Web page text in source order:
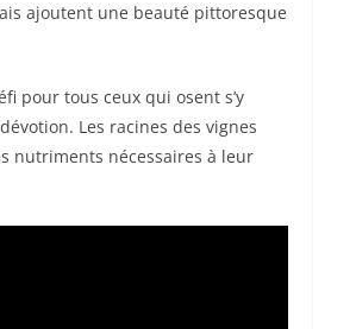
ajoutent une beauté pittoresque
pour tous ceux qui osent s’y
Les racines des vignes
nutriments nécessaires à leur